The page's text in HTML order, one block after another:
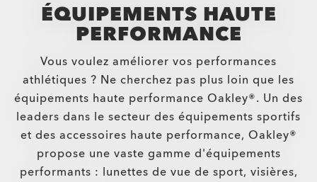
ÉQUIPEMENTS HAUTE
PERFORMANCE
Vous voulez améliorer vos performances
athlétiques ? Ne cherchez pas plus loin que les
équipements haute performance Oakley®. Un des
leaders dans le secteur des équipements sportifs
et des accessoires haute performance, Oakley®
propose une vaste gamme d'équipements
performants : lunettes de vue de sport, visières,